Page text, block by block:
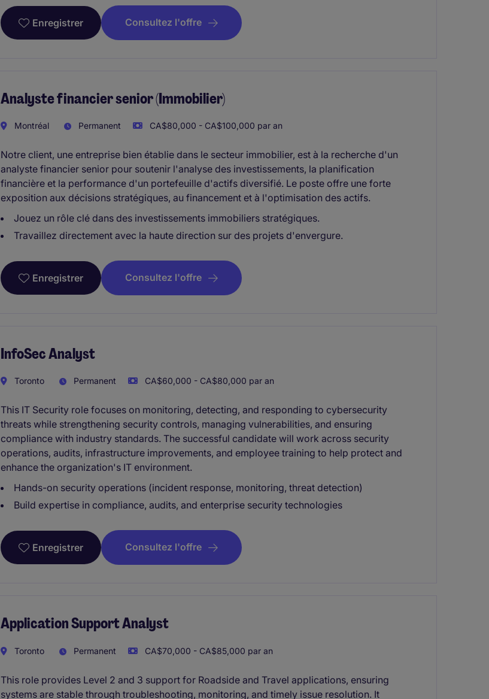
Enregistrer Consultez l'offre
Analyste financier senior (Immobilier)
Montréal Permanent CA$80,000 - CA$100,000 par an
Notre client, une entreprise bien établie dans le secteur immobilier, est à la recherche d'un
analyste financier senior pour soutenir l'analyse des investissements, la planification
financière et la performance d'un portefeuille d'actifs diversifié. Le poste offre une forte
exposition aux décisions stratégiques, au financement et à l'optimisation des actifs.
Jouez un rôle clé dans des investissements immobiliers stratégiques.
Travaillez directement avec la haute direction sur des projets d'envergure.
Enregistrer Consultez l'offre
InfoSec Analyst
Toronto Permanent CA$60,000 - CA$80,000 par an
This IT Security role focuses on monitoring, detecting, and responding to cybersecurity
threats while strengthening security controls, managing vulnerabilities, and ensuring
compliance with industry standards. The successful candidate will work across security
operations, audits, infrastructure improvements, and employee training to help protect and
enhance the organization's IT environment.
Hands-on security operations (incident response, monitoring, threat detection)
Build expertise in compliance, audits, and enterprise security technologies
Enregistrer Consultez l'offre
Application Support Analyst
Toronto Permanent CA$70,000 - CA$85,000 par an
This role provides Level 2 and 3 support for Roadside and Travel applications, ensuring
systems are stable through troubleshooting, monitoring, and timely issue resolution. It